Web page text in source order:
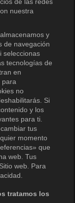
nuestra
y
de navegación
seleccionas
tecnologías de
en
para
no
Si
y los
para ti.
tus
momento
que
web. Tus
web. Para
tratamos los